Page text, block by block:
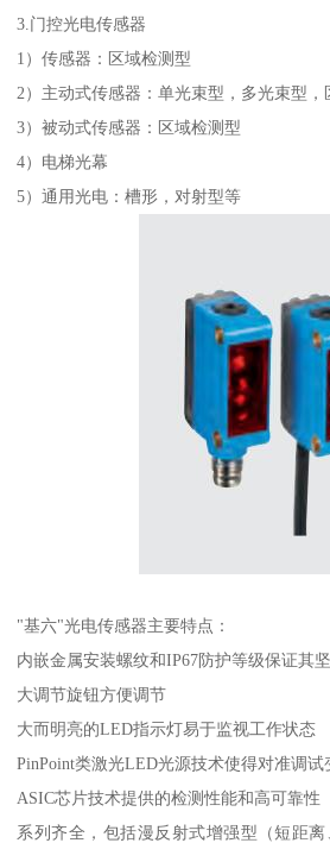
3.门控光电传感器
1）传感器：区域检测型
2）主动式传感器：单光束型，多光束型，
3）被动式传感器：区域检测型
4）电梯光幕
5）通用光电：槽形，对射型等
"基六"光电传感器主要特点：
内嵌金属安装螺纹和IP67防护等级保证其
大调节旋钮方便调节
大而明亮的LED指示灯易于监视工作状态
PinPoint类激光LED光源技术使得对准调试
ASIC芯片技术提供的检测性能和高可靠性
系列齐全，包括漫反射式增强型（短距